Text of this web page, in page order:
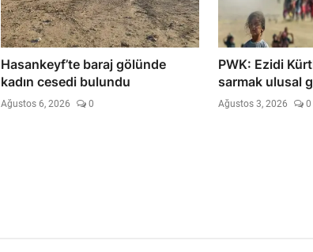
Hasankeyf’te baraj gölünde
kadın cesedi bulundu
Ağustos 6, 2026 0
PWK: Ezidi
sarmak ulusal
Ağustos 3, 2026 0